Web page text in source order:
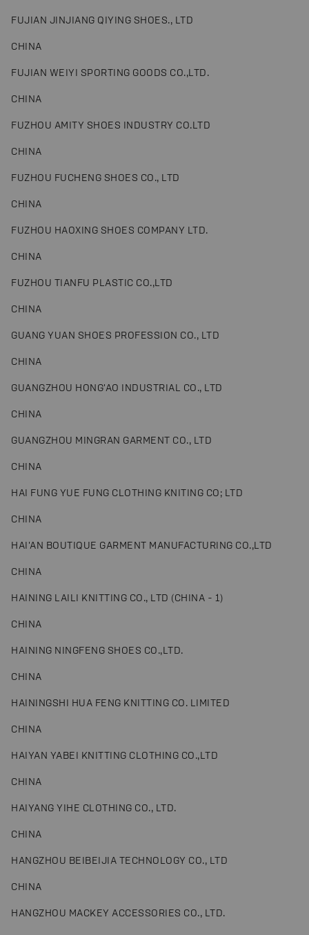
FUJIAN JINJIANG QIYING SHOES., LTD
CHINA
FUJIAN WEIYI SPORTING GOODS CO.,LTD.
CHINA
FUZHOU AMITY SHOES INDUSTRY CO.LTD
CHINA
FUZHOU FUCHENG SHOES CO., LTD
CHINA
FUZHOU HAOXING SHOES COMPANY LTD.
CHINA
FUZHOU TIANFU PLASTIC CO.,LTD
CHINA
GUANG YUAN SHOES PROFESSION CO., LTD
CHINA
GUANGZHOU HONG'AO INDUSTRIAL CO., LTD
CHINA
GUANGZHOU MINGRAN GARMENT CO., LTD
CHINA
HAI FUNG YUE FUNG CLOTHING KNITING CO; LTD
CHINA
HAI'AN BOUTIQUE GARMENT MANUFACTURING CO.,LTD
CHINA
HAINING LAILI KNITTING CO., LTD (CHINA - 1)
CHINA
HAINING NINGFENG SHOES CO.,LTD.
CHINA
HAININGSHI HUA FENG KNITTING CO. LIMITED
CHINA
HAIYAN YABEI KNITTING CLOTHING CO.,LTD
CHINA
HAIYANG YIHE CLOTHING CO., LTD.
CHINA
HANGZHOU BEIBEIJIA TECHNOLOGY CO., LTD
CHINA
HANGZHOU MACKEY ACCESSORIES CO., LTD.